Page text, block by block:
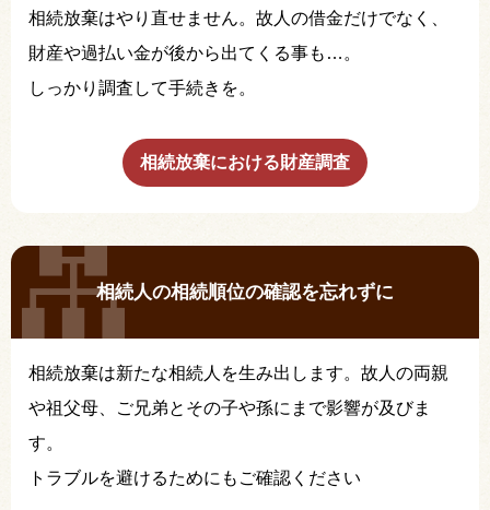
相続放棄はやり直せません。故人の借金だけでなく、
財産や過払い金が後から出てくる事も…。
しっかり調査して手続きを。
相続放棄における財産調査
相続人の相続順位の確認を忘れずに
相続放棄は新たな相続人を生み出します。故人の両親
や祖父母、ご兄弟とその子や孫にまで影響が及びま
す。
トラブルを避けるためにもご確認ください